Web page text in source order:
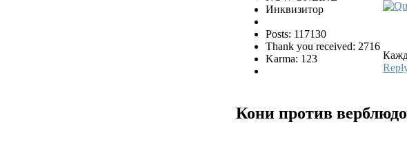
Инквизитор
Posts: 117130
Thank you received: 2716
Karma: 123
Кони против